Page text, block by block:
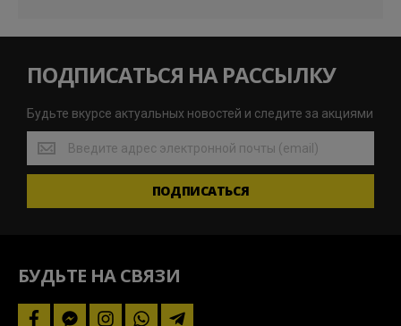
ПОДПИСАТЬСЯ НА РАССЫЛКУ
Будьте вкурсе актуальных новостей и следите за акциями
Будьте
вкурсе
актуальных
и
ПОДПИСАТЬСЯ
БУДЬТЕ НА СВЯЗИ